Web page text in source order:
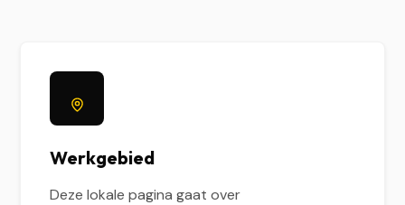
Werkgebied
Deze lokale pagina gaat over